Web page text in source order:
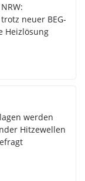
neuer BEG-
Heizlösung
werden
Hitzewellen